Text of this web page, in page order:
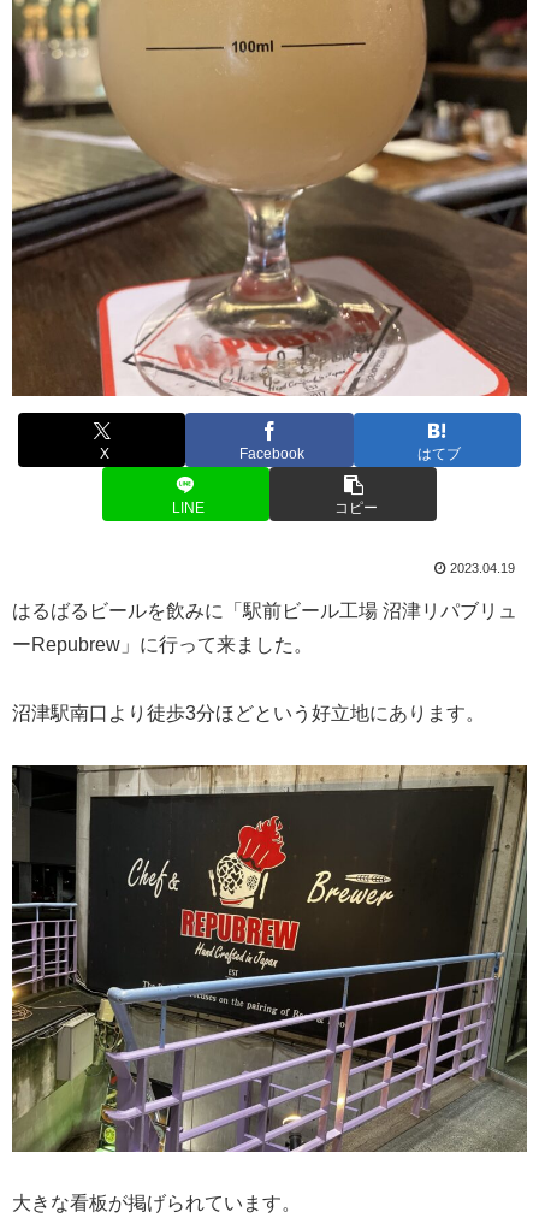
X Facebook はてブ
LINE コピー
2023.04.19
はるばるビールを飲みに「駅前ビール工場 沼津リパブリュ
ーRepubrew」に行って来ました。
沼津駅南口より徒歩3分ほどという好立地にあります。
大きな看板が掲げられています。